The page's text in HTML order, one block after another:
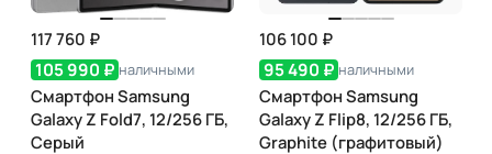
117 760 ₽
105 990 ₽ наличными
Смартфон Samsung
Galaxy Z Fold7, 12/256 ГБ,
Серый
106 100 ₽
95 490 ₽ наличными
Смартфон Samsung
Galaxy Z Flip8, 12/256 ГБ,
Graphite (графитовый)